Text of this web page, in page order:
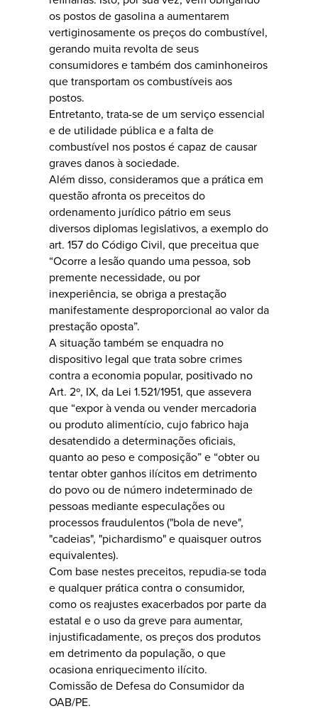
os postos de gasolina a aumentarem
vertiginosamente os preços do combustível,
gerando muita revolta de seus
consumidores e também dos caminhoneiros
que transportam os combustíveis aos
postos.
Entretanto, trata-se de um serviço essencial
e de utilidade pública e a falta de
combustível nos postos é capaz de causar
graves danos à sociedade.
Além disso, consideramos que a prática em
questão afronta os preceitos do
ordenamento jurídico pátrio em seus
diversos diplomas legislativos, a exemplo do
art. 157 do Código Civil, que preceitua que
“Ocorre a lesão quando uma pessoa, sob
premente necessidade, ou por
inexperiência, se obriga a prestação
manifestamente desproporcional ao valor da
prestação oposta”.
A situação também se enquadra no
dispositivo legal que trata sobre crimes
contra a economia popular, positivado no
Art. 2º, IX, da Lei 1.521/1951, que assevera
que “expor à venda ou vender mercadoria
ou produto alimentício, cujo fabrico haja
desatendido a determinações oficiais,
quanto ao peso e composição” e “obter ou
tentar obter ganhos ilícitos em detrimento
do povo ou de número indeterminado de
pessoas mediante especulações ou
processos fraudulentos ("bola de neve",
"cadeias", "pichardismo" e quaisquer outros
equivalentes).
Com base nestes preceitos, repudia-se toda
e qualquer prática contra o consumidor,
como os reajustes exacerbados por parte da
estatal e o uso da greve para aumentar,
injustificadamente, os preços dos produtos
em detrimento da população, o que
ocasiona enriquecimento ilícito.
Comissão de Defesa do Consumidor da
OAB/PE.